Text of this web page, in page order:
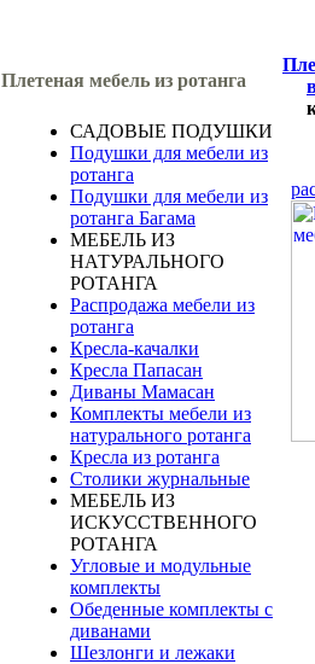
Плетеная мебель из ротанга
САДОВЫЕ ПОДУШКИ
Подушки для мебели из
ротанга
Подушки для мебели из
ротанга Багама
МЕБЕЛЬ ИЗ
НАТУРАЛЬНОГО
РОТАНГА
Распродажа мебели из
ротанга
Кресла-качалки
Кресла Папасан
Диваны Мамасан
Комплекты мебели из
натурального ротанга
Кресла из ротанга
Столики журнальные
МЕБЕЛЬ ИЗ
ИСКУССТВЕННОГО
РОТАНГА
Угловые и модульные
комплекты
Обеденные комплекты с
диванами
Шезлонги и лежаки